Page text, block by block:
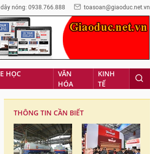
nóng: 0938.766.888 toasoan@giaoduc.net.vn
HỌC
VĂN
HÓA
KINH
TẾ
THÔNG TIN CẦN BIẾT